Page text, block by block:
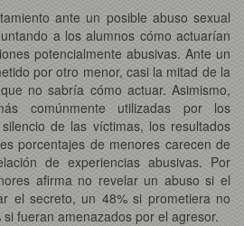
ante un posible abuso sexual
a los alumnos cómo actuarían
potencialmente abusivas. Ante un
por otro menor, casi la mitad de la
no sabría cómo actuar. Asimismo,
comúnmente utilizadas por los
de las víctimas, los resultados
porcentajes de menores carecen de
de experiencias abusivas. Por
afirma no revelar un abuso si el
el secreto, un 48% si prometiera no
fueran amenazados por el agresor.